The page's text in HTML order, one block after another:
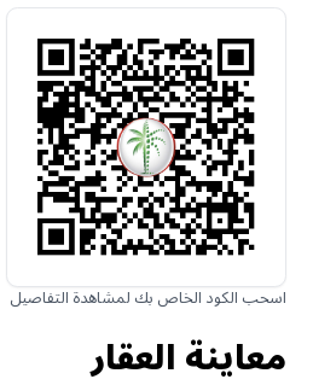
اسحب الكود الخاص بك لمشاهدة التفاصيل
معاينة العقار